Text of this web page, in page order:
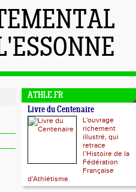
ATHLE.FR
Livre du Centenaire
L'ouvrage
richement
illustré, qui
retrace
l’Histoire de la
Fédération
Française
d'Athlétisme.